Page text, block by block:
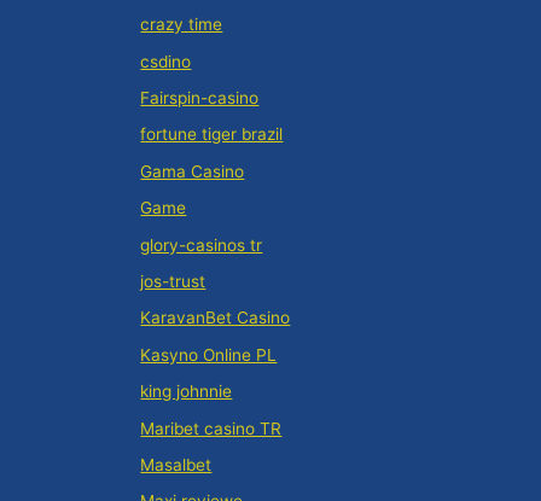
crazy time
csdino
Fairspin-casino
fortune tiger brazil
Gama Casino
Game
glory-casinos tr
jos-trust
KaravanBet Casino
Kasyno Online PL
king johnnie
Maribet casino TR
Masalbet